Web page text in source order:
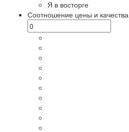
Я в восторге
Соотношение цены и качества